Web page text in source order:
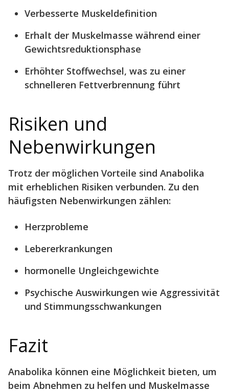
Verbesserte Muskeldefinition
Erhalt der Muskelmasse während einer
Gewichtsreduktionsphase
Erhöhter Stoffwechsel, was zu einer
schnelleren Fettverbrennung führt
Risiken und
Nebenwirkungen
Trotz der möglichen Vorteile sind Anabolika
mit erheblichen Risiken verbunden. Zu den
häufigsten Nebenwirkungen zählen:
Herzprobleme
Lebererkrankungen
hormonelle Ungleichgewichte
Psychische Auswirkungen wie Aggressivität
und Stimmungsschwankungen
Fazit
Anabolika können eine Möglichkeit bieten, um
beim Abnehmen zu helfen und Muskelmasse